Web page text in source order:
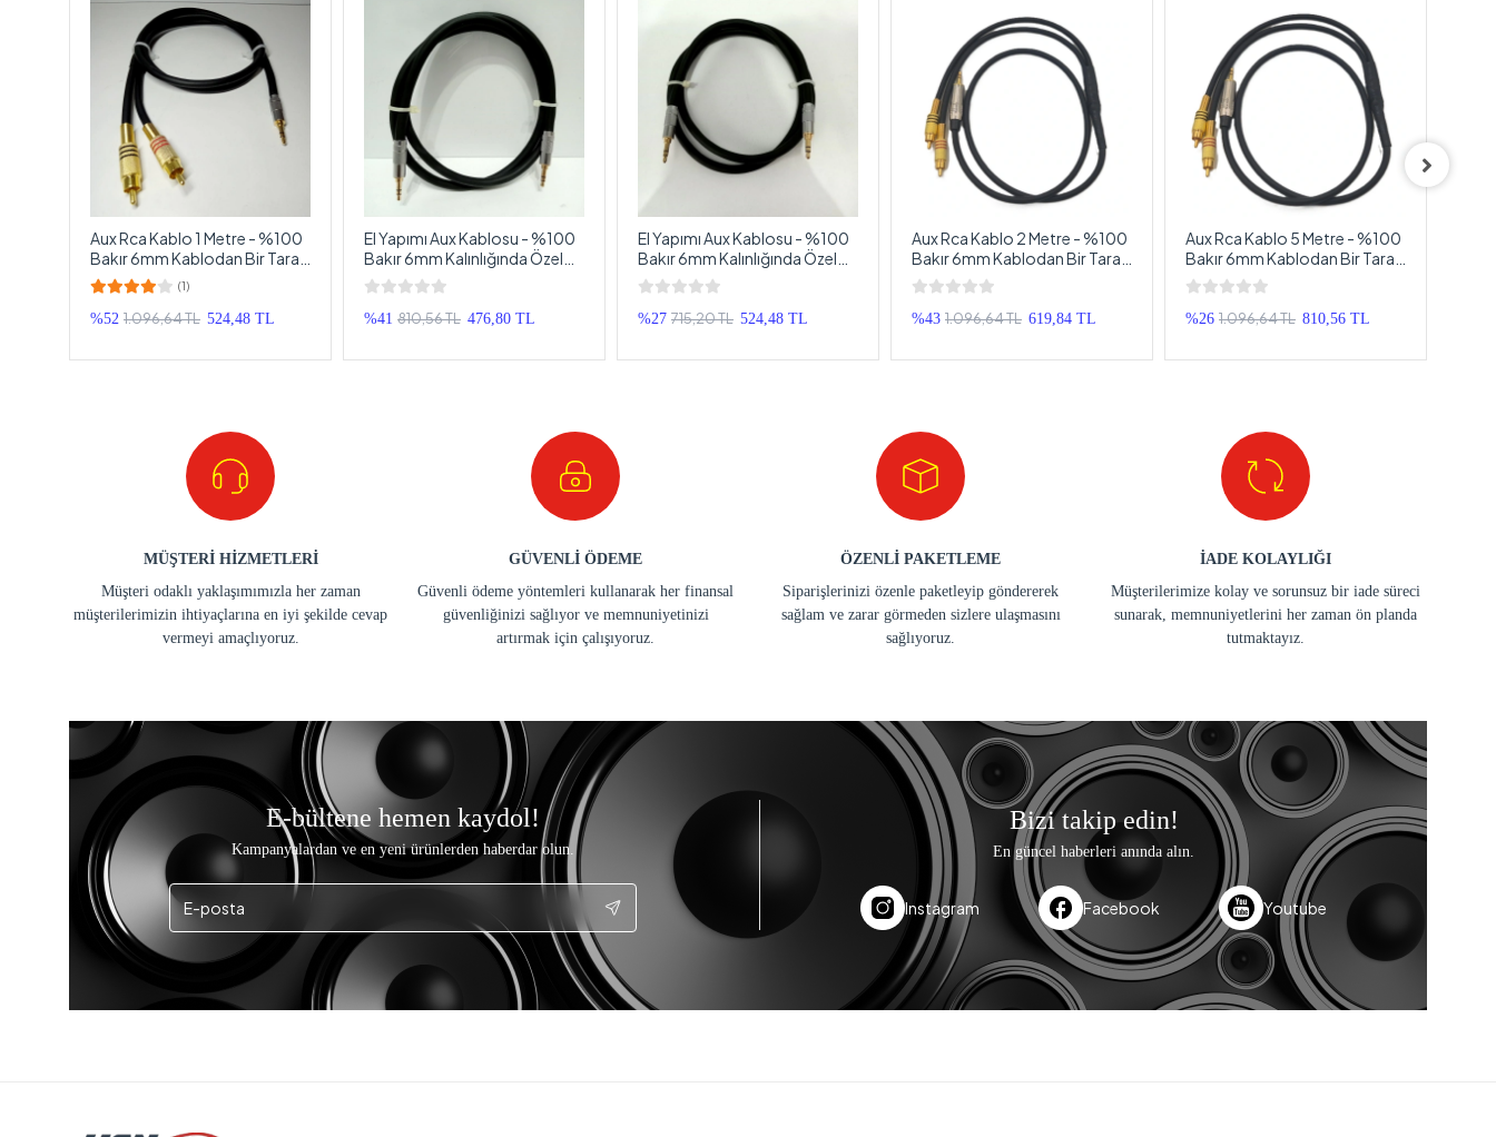
Aux Rca Kablo 1 Metre - %100
Bakır 6mm Kablodan Bir Tarafı
Aux Diğer Tarafı Rca Kablo - 1
Metre
(1)
%52 1.096,64 TL 524,48 TL
El Yapımı Aux Kablosu - %100
Bakır 6mm Kalınlığında Özel
Yapım Aux Kablosu - 1 Metre
%41 810,56 TL 476,80 TL
El Yapımı Aux Kablosu - %100
Bakır 6mm Kalınlığında Özel
Yapım Aux Kablosu - 2 Metre
%27 715,20 TL 524,48 TL
Aux Rca Kablo 2 Metre - %100
Bakır 6mm Kablodan Bir Tarafı
Aux Diğer Tarafı Rca Kablo - 2
Metre
%43 1.096,64 TL 619,84 TL
Aux Rca Kablo 5 Metre - %100
Bakır 6mm Kablodan Bir Tarafı
3.5mm Aux Diğer Tarafı Rca
Kablo - 5 Metre
%26 1.096,64 TL 810,56 TL
MÜŞTERİ HİZMETLERİ
Müşteri odaklı yaklaşımımızla her zaman
müşterilerimizin ihtiyaçlarına en iyi şekilde cevap
vermeyi amaçlıyoruz.
GÜVENLİ ÖDEME
Güvenli ödeme yöntemleri kullanarak her finansal
güvenliğinizi sağlıyor ve memnuniyetinizi
artırmak için çalışıyoruz.
ÖZENLİ PAKETLEME
Siparişlerinizi özenle paketleyip göndererek
sağlam ve zarar görmeden sizlere ulaşmasını
sağlıyoruz.
İADE KOLAYLIĞI
Müşterilerimize kolay ve sorunsuz bir iade süreci
sunarak, memnuniyetlerini her zaman ön planda
tutmaktayız.
E-bültene hemen kaydol!
Kampanyalardan ve en yeni ürünlerden haberdar olun.
Bizi takip edin!
En güncel haberleri anında alın.
Instagram Facebook Youtube